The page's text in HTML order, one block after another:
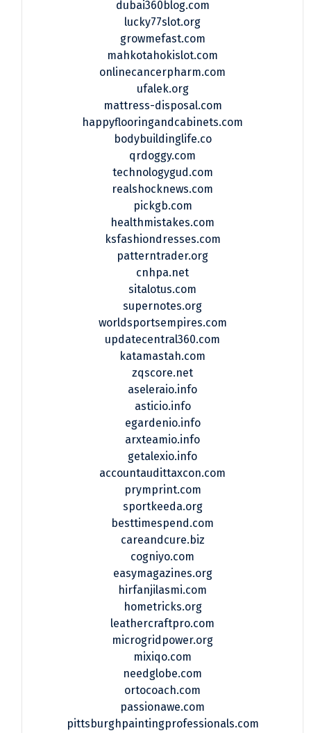
dubai360blog.com
lucky77slot.org
growmefast.com
mahkotahokislot.com
onlinecancerpharm.com
ufalek.org
mattress-disposal.com
happyflooringandcabinets.com
bodybuildinglife.co
qrdoggy.com
technologygud.com
realshocknews.com
pickgb.com
healthmistakes.com
ksfashiondresses.com
patterntrader.org
cnhpa.net
sitalotus.com
supernotes.org
worldsportsempires.com
updatecentral360.com
katamastah.com
zqscore.net
aseleraio.info
asticio.info
egardenio.info
arxteamio.info
getalexio.info
accountaudittaxcon.com
prymprint.com
sportkeeda.org
besttimespend.com
careandcure.biz
cogniyo.com
easymagazines.org
hirfanjilasmi.com
hometricks.org
leathercraftpro.com
microgridpower.org
mixiqo.com
needglobe.com
ortocoach.com
passionawe.com
pittsburghpaintingprofessionals.com